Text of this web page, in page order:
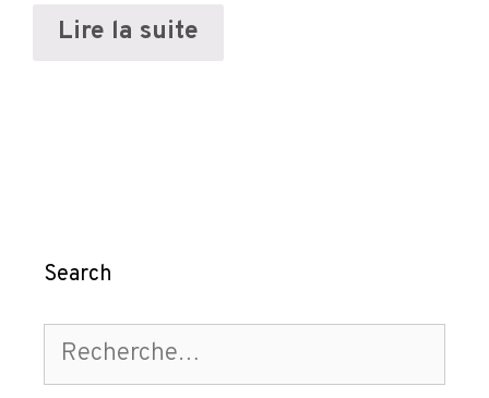
Lire la suite
Search